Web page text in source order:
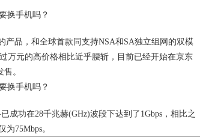
产品，和全球首款同支持NSA和SA独立组网的双模
万元的高价格相比近乎腰斩，目前已经开始在京东
。
成功在28千兆赫(GHz)波段下达到了1Gbps，相比之
75Mbps。